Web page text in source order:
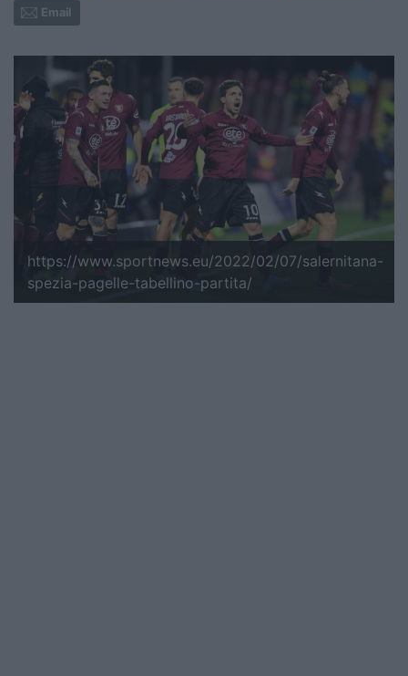
Email
https://www.sportnews.eu/2022/02/07/salernitana-
spezia-pagelle-tabellino-partita/